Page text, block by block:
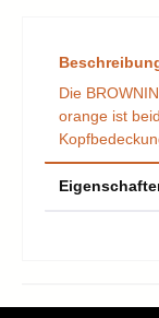
Die
orange ist